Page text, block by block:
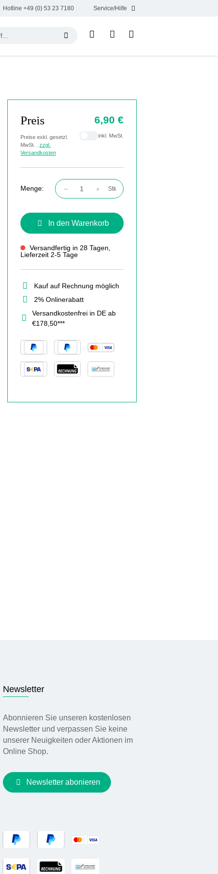
Hotline +49 (0) 53 23 7180 Service/Hilfe
Preis
Preise exkl. gesetzl.
MwSt. .
zzgl.
Versandkosten
6,90 €
inkl. MwSt.
Menge:
Produkt Anzahl: Gib den gewünschten
Stk
In den Warenkorb
Versandfertig in 28 Tagen,
Lieferzeit 2-5 Tage
Kauf auf Rechnung möglich
2% Onlinerabatt
Versandkostenfrei in DE ab
€178,50***
Newsletter
Abonnieren Sie unseren kostenlosen
Newsletter und verpassen Sie keine
unserer Neuigkeiten oder Aktionen im
Online Shop.
Newsletter abonieren